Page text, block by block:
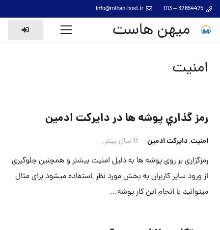
32854475 – 013
info@mihan-host.ir
میهن هاست
امنیت
رمز گذاري پوشه ها در دایرکت ادمین
امنیت,دایرکت ادمین 11 سال پیش
رمزگزاری بر روی پوشه ها به دلیل امنیت بیشتر و همچنین جلوگیری
از ورود سایر کاربران به بخش مورد نظر ,استفاده میشود برای مثال
میتوانید با انجام این کار پوشه…